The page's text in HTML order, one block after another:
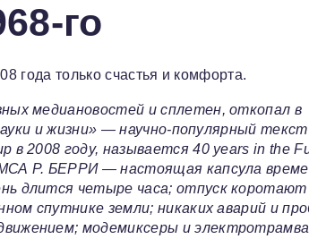
го
года только счастья и комфорта.
медиановостей и сплетен, откопал в
и жизни» — научно-популярный текст
2008 году, называется 40 years in the
Р. БЕРРИ — настоящая капсула
длится четыре часа; отпуск коротают
спутнике земли; никаких аварий и
модемиксеры и